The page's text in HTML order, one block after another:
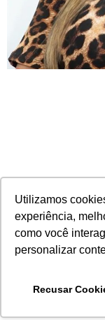
Utilizamos
experiência,
como você
personalizar
Recusar
“Mês da
alta no Brasil,
Nenhum